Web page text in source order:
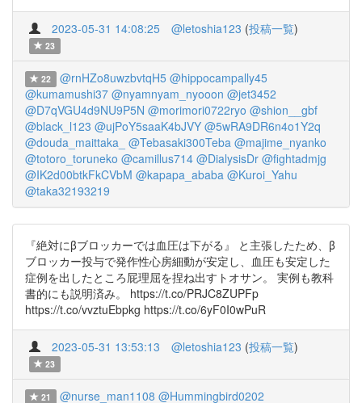
2023-05-31 14:08:25 @letoshia123 (投稿一覧)
23
22 @rnHZo8uwzbvtqH5 @hippocampally45
@kumamushi37 @nyamnyam_nyooon @jet3452
@D7qVGU4d9NU9P5N @morimori0722ryo @shion__gbf
@black_l123 @ujPoY5saaK4bJVY @5wRA9DR6n4o1Y2q
@douda_maittaka_ @Tebasaki300Teba @majime_nyanko
@totoro_toruneko @camillus714 @DialysisDr @fightadmjg
@IK2d00btkFkCVbM @kapapa_ababa @Kuroi_Yahu
@taka32193219
『絶対にβブロッカーでは血圧は下がる』 と主張したため、β
ブロッカー投与で発作性心房細動が安定し、血圧も安定した
症例を出したところ屁理屈を捏ね出すトオサン。 実例も教科
書的にも説明済み。 https://t.co/PRJC8ZUPFp
https://t.co/vvztuEbpkg https://t.co/6yF0I0wPuR
2023-05-31 13:53:13 @letoshia123 (投稿一覧)
23
21 @nurse_man1108 @Hummingbird0202